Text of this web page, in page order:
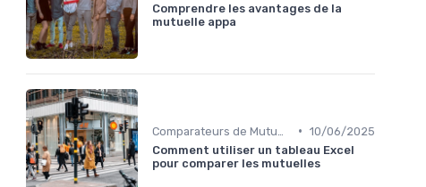
Comprendre les avantages de la
mutuelle appa
• 10/06/2025
Comment utiliser un tableau Excel
pour comparer les mutuelles